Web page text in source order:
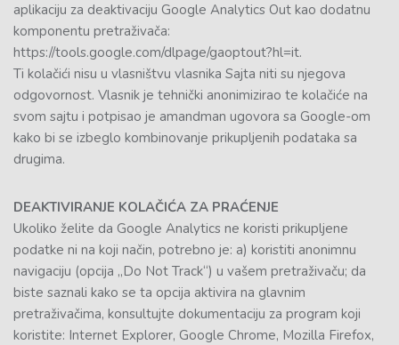
aplikaciju za deaktivaciju Google Analytics Out kao dodatnu
komponentu pretraživača:
https://tools.google.com/dlpage/gaoptout?hl=it.
Ti kolačići nisu u vlasništvu vlasnika Sajta niti su njegova
odgovornost. Vlasnik je tehnički anonimizirao te kolačiće na
svom sajtu i potpisao je amandman ugovora sa Google-om
kako bi se izbeglo kombinovanje prikupljenih podataka sa
drugima.
DEAKTIVIRANJE KOLAČIĆA ZA PRAĆENJE
Ukoliko želite da Google Analytics ne koristi prikupljene
podatke ni na koji način, potrebno je: a) koristiti anonimnu
navigaciju (opcija „Do Not Track“) u vašem pretraživaču; da
biste saznali kako se ta opcija aktivira na glavnim
pretraživačima, konsultujte dokumentaciju za program koji
koristite: Internet Explorer, Google Chrome, Mozilla Firefox,